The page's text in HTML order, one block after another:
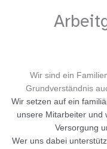
Wir sind ein
Grundverständnis
Wir setzen auf ein
unsere Mitarbeiter und
Versorgung
Wer uns dabei